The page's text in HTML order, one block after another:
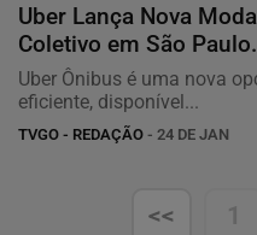
Uber Lança Nova
Coletivo em São Paulo.
Uber Ônibus é uma nova
eficiente, disponível...
TVGO - REDAÇÃO - 24 DE JAN
<< 1